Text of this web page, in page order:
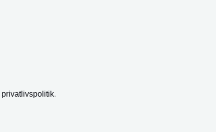
privatlivspolitik.